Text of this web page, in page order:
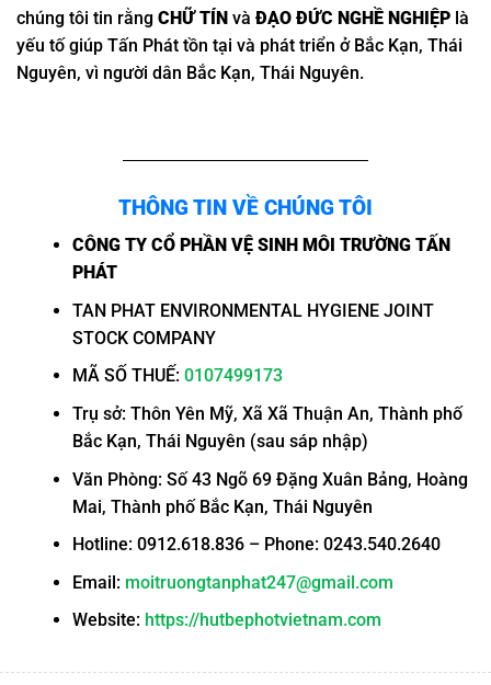
chúng tôi tin rằng CHỮ TÍN và ĐẠO ĐỨC NGHỀ NGHIỆP là
yếu tố giúp Tấn Phát tồn tại và phát triển ở Bắc Kạn, Thái
Nguyên, vì người dân Bắc Kạn, Thái Nguyên.
THÔNG TIN VỀ CHÚNG TÔI
CÔNG TY CỔ PHẦN VỆ SINH MÔI TRƯỜNG TẤN
PHÁT
TAN PHAT ENVIRONMENTAL HYGIENE JOINT
STOCK COMPANY
MÃ SỐ THUẾ: 0107499173
Trụ sở: Thôn Yên Mỹ, Xã Xã Thuận An, Thành phố
Bắc Kạn, Thái Nguyên (sau sáp nhập)
Văn Phòng: Số 43 Ngõ 69 Đặng Xuân Bảng, Hoàng
Mai, Thành phố Bắc Kạn, Thái Nguyên
Hotline: 0912.618.836 – Phone: 0243.540.2640
Email: moitruongtanphat247@gmail.com
Website: https://hutbephotvietnam.com